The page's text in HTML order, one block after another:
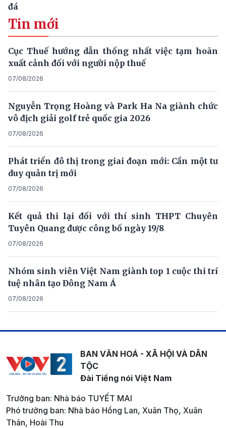
đá
Tin mới
Cục Thuế hướng dẫn thống nhất việc tạm hoãn
xuất cảnh đối với người nộp thuế
07/08/2026
Nguyễn Trọng Hoàng và Park Ha Na giành chức
vô địch giải golf trẻ quốc gia 2026
07/08/2026
Phát triển đô thị trong giai đoạn mới: Cần một tư
duy quản trị mới
07/08/2026
Kết quả thi lại đối với thí sinh THPT Chuyên
Tuyên Quang được công bố ngày 19/8
07/08/2026
Nhóm sinh viên Việt Nam giành top 1 cuộc thi trí
tuệ nhân tạo Đông Nam Á
07/08/2026
BAN VĂN HOÁ - XÃ HỘI VÀ DÂN
TỘC
Đài Tiếng nói Việt Nam
Trưởng ban: Nhà báo TUYẾT MAI
Phó trưởng ban: Nhà báo Hồng Lan, Xuân Thọ, Xuân
Thân, Hoài Thu